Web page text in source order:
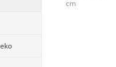
cm